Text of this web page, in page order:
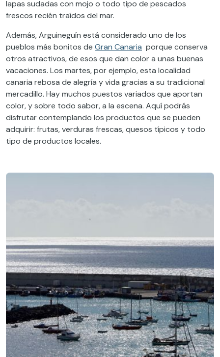
lapas sudadas con mojo o todo tipo de pescados
frescos recién traídos del mar.
Además, Arguineguín está considerado uno de los
pueblos más bonitos de Gran Canaria porque conserva
otros atractivos, de esos que dan color a unas buenas
vacaciones. Los martes, por ejemplo, esta localidad
canaria rebosa de alegría y vida gracias a su tradicional
mercadillo. Hay muchos puestos variados que aportan
color, y sobre todo sabor, a la escena. Aquí podrás
disfrutar contemplando los productos que se pueden
adquirir: frutas, verduras frescas, quesos típicos y todo
tipo de productos locales.